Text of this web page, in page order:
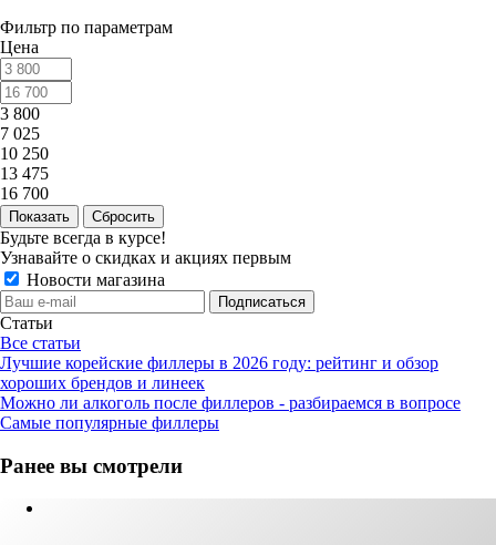
Фильтр по параметрам
Цена
3 800
7 025
10 250
13 475
16 700
Сбросить
Будьте всегда в курсе!
Узнавайте о скидках и акциях первым
Новости магазина
Статьи
Все статьи
Лучшие корейские филлеры в 2026 году: рейтинг и обзор
хороших брендов и линеек
Можно ли алкоголь после филлеров - разбираемся в вопросе
Самые популярные филлеры
Ранее вы смотрели